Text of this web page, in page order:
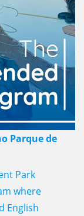
Parque de
Park
where
English